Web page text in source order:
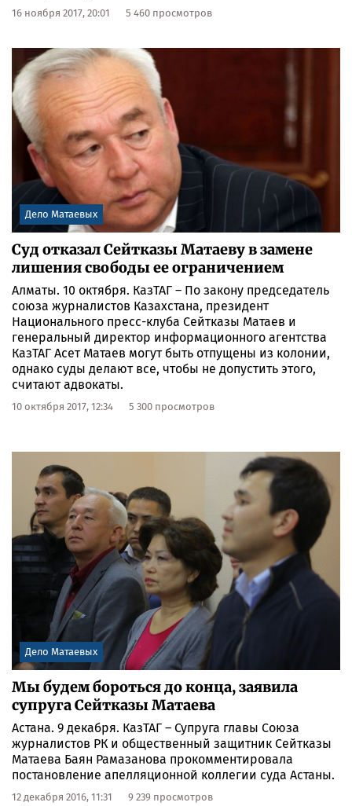
16 ноября 2017, 20:01 5 460 просмотров
Дело Матаевых
Суд отказал Сейтказы Матаеву в замене
лишения свободы ее ограничением
Алматы. 10 октября. КазТАГ – По закону председатель
союза журналистов Казахстана, президент
Национального пресс-клуба Сейтказы Матаев и
генеральный директор информационного агентства
КазТАГ Асет Матаев могут быть отпущены из колонии,
однако суды делают все, чтобы не допустить этого,
считают адвокаты.
10 октября 2017, 12:34 5 300 просмотров
Дело Матаевых
Мы будем бороться до конца, заявила
супруга Сейтказы Матаева
Астана. 9 декабря. КазТАГ – Супруга главы Союза
журналистов РК и общественный защитник Сейтказы
Матаева Баян Рамазанова прокомментировала
постановление апелляционной коллегии суда Астаны.
12 декабря 2016, 11:31 9 239 просмотров